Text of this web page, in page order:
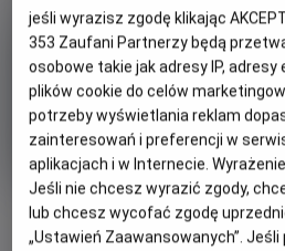
FILM POLSKI
OBSERWUJ
20-lecie PISF
Oryginalny
tytuł
Niebezpieczni
Kryminał
wiek
Od
Czas
trwania
109 min
Kraj
i
rok
Polska
jeśli wyrazisz zgodę klikając
353 Zaufani Partnerzy będą
osobowe takie jak adresy IP,
plików cookie do celów
potrzeby wyświetlania reklam
zainteresowań i preferencji w
aplikacjach i w Internecie.
Jeśli nie chcesz wyrazić zgody,
lub chcesz wycofać zgodę
„Ustawień Zaawansowanych”.